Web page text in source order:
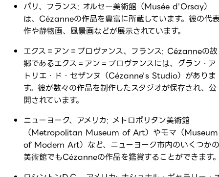
パリ、フランス: オルセー美術館（Musée d’Orsay）
は、Cézanneの作品を豊富に所蔵しています。彼の代
作や静物画、風景画などが展示されています。
エクス＝アン＝プロヴァンス、フランス: Cézanneの故
郷であるエクス＝アン＝プロヴァンスには、グラン・ア
トリエ・ド・セザンヌ（Cézanne’s Studio）がありま
す。彼が数々の作品を制作したスタジオが保存され、公
開されています。
ニューヨーク、アメリカ: メトロポリタン美術館
（Metropolitan Museum of Art）やモマ（Museum
of Modern Art）など、ニューヨーク市内のいくつかの
美術館でもCézanneの作品を鑑賞することができます